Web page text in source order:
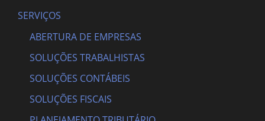
SERVIÇOS
ABERTURA DE EMPRESAS
SOLUÇÕES TRABALHISTAS
SOLUÇÕES CONTÁBEIS
SOLUÇÕES FISCAIS